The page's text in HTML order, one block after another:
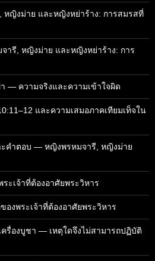
หญิงม่าย และหญิงหย่าร้าง: การสมรสที่
ารี, หญิงม่าย และหญิงหย่าร้าง: การ
— ความจริงและความเข้าใจผิด
และความเสมอภาคเทียมเท็จใน
คำตอบ — หญิงพรหมจารี, หญิงม่าย
เจ้าที่ต้องอาศัยพระวิหาร
งพระเจ้าที่ต้องอาศัยพระวิหาร
รื่องบูชา — เหตุใดจึงไม่สามารถปฏิบัติ